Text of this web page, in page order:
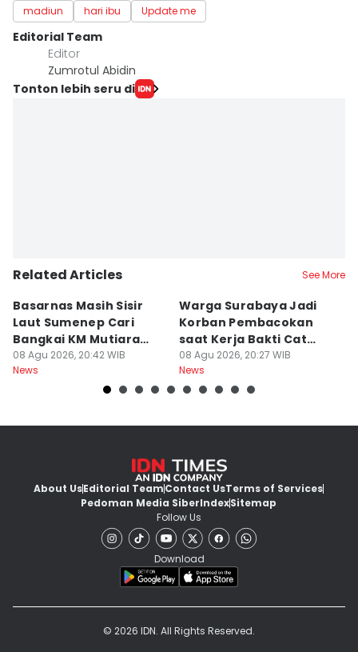
madiun hari ibu Update me
Editorial Team
Editor
Zumrotul Abidin
Tonton lebih seru di
Related Articles See More
Basarnas Masih Sisir
Laut Sumenep Cari
Bangkai KM Mutiara
Sentosa II
08 Agu 2026, 20:42 WIB
News
Warga Surabaya Jadi
Korban Pembacokan
saat Kerja Bakti Cat
Gapura
08 Agu 2026, 20:27 WIB
News
About UsEditorial TeamContact UsTerms of Services
Pedoman Media SiberIndexSitemap
Follow Us
Download
© 2026 IDN. All Rights Reserved.